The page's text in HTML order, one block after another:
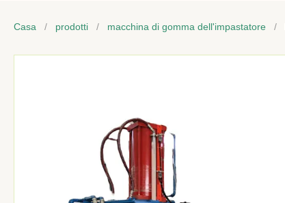
Casa / prodotti / macchina di gomma dell'impastatore /